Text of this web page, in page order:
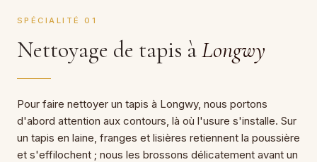
SPÉCIALITÉ 01
Nettoyage de tapis àLongwy
Pour faire nettoyer un tapis à Longwy, nous portons
d'abord attention aux contours, là où l'usure s'installe. Sur
un tapis en laine, franges et lisières retiennent la poussière
et s'effilochent ; nous les brossons délicatement avant un